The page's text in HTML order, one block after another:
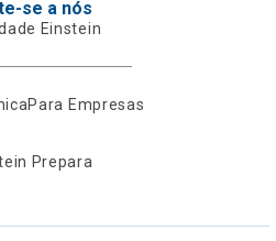
se a nós
Einstein
Para Empresas
Prepara